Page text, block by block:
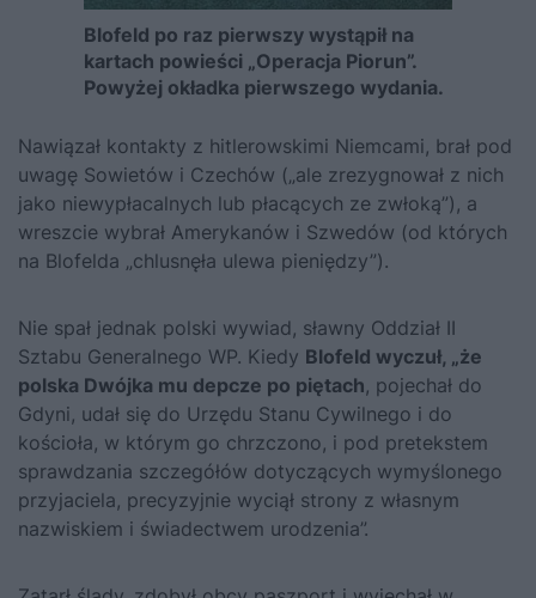
Blofeld po raz pierwszy wystąpił na
kartach powieści „Operacja Piorun”.
Powyżej okładka pierwszego wydania.
Nawiązał kontakty z hitlerowskimi Niemcami, brał pod
uwagę Sowietów i Czechów („ale zrezygnował z nich
jako niewypłacalnych lub płacących ze zwłoką”), a
wreszcie wybrał Amerykanów i Szwedów (od których
na Blofelda „chlusnęła ulewa pieniędzy”).
Nie spał jednak polski wywiad, sławny Oddział II
Sztabu Generalnego WP. Kiedy Blofeld wyczuł, „że
polska Dwójka mu depcze po piętach, pojechał do
Gdyni, udał się do Urzędu Stanu Cywilnego i do
kościoła, w którym go chrzczono, i pod pretekstem
sprawdzania szczegółów dotyczących wymyślonego
przyjaciela, precyzyjnie wyciął strony z własnym
nazwiskiem i świadectwem urodzenia”.